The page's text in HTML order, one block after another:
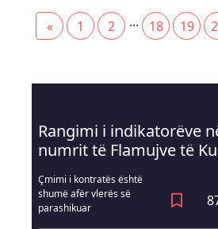
« 1 2 ... 18 19
Rangimi i indikatorëve
numrit të Flamujve të
Çmimi i kontratës është
shumë afër vlerës së
parashikuar